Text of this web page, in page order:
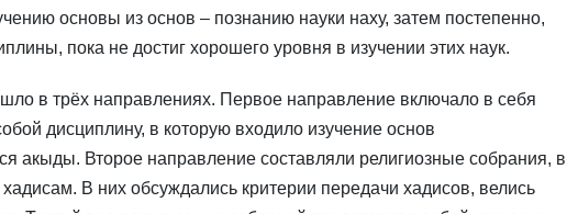
основы из основ – познанию науки наху, затем постепенно,
пока не достиг хорошего уровня в изучении этих наук.
в трёх направлениях. Первое направление включало в себя
дисциплину, в которую входило изучение основ
акыды. Второе направление составляли религиозные собрания, в
В них обсуждались критерии передачи хадисов, велись